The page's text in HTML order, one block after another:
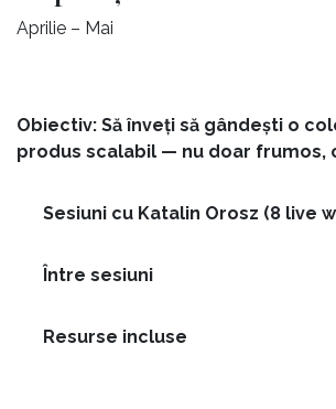
Aprilie – Mai
Obiectiv: Să înveți să gândești o
produs scalabil — nu doar frumos,
Sesiuni cu Katalin Orosz (8 live
Între sesiuni
Resurse incluse